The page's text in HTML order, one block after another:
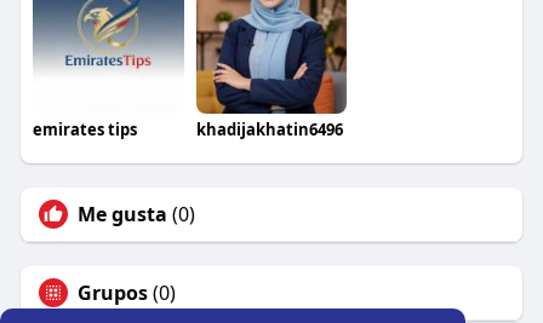
emirates tips khadijakhatin6496
Me gusta (0)
Grupos(0)